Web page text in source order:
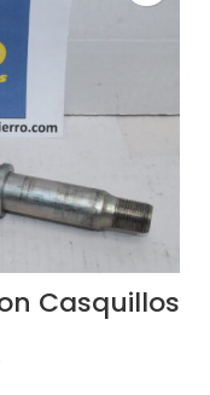
Casquillos